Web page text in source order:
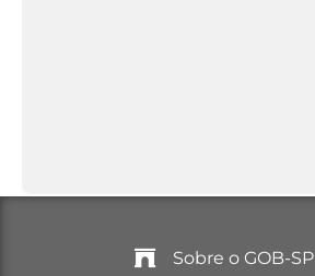
Sobre o GOB-SP